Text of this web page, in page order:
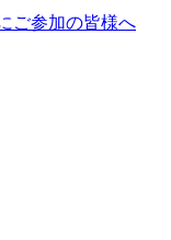
ご参加の皆様へ